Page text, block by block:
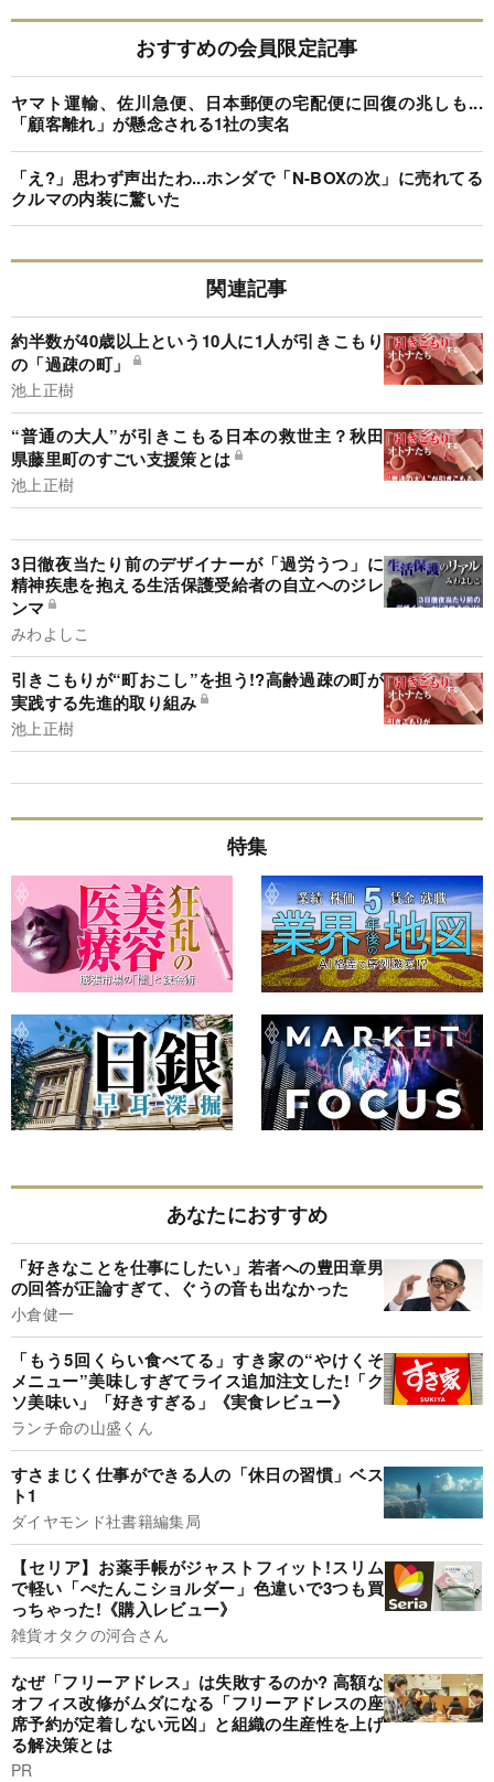
おすすめの会員限定記事
ヤマト運輸、佐川急便、日本郵便の宅配便に回復の兆しも...
「顧客離れ」が懸念される1社の実名
「え?」思わず声出たわ...ホンダで「N-BOXの次」に売れてる
クルマの内装に驚いた
関連記事
約半数が40歳以上という10人に1人が引きこもり
の「過疎の町」
池上正樹
“普通の大人”が引きこもる日本の救世主？秋田
県藤里町のすごい支援策とは
池上正樹
3日徹夜当たり前のデザイナーが「過労うつ」に
精神疾患を抱える生活保護受給者の自立へのジレ
ンマ
みわよしこ
引きこもりが“町おこし”を担う!?高齢過疎の町が
実践する先進的取り組み
池上正樹
特集
あなたにおすすめ
「好きなことを仕事にしたい」若者への豊田章男
の回答が正論すぎて、ぐうの音も出なかった
小倉健一
「もう5回くらい食べてる」すき家の“やけくそ
メニュー”美味しすぎてライス追加注文した!「ク
ソ美味い」「好きすぎる」《実食レビュー》
ランチ命の山盛くん
すさまじく仕事ができる人の「休日の習慣」ベス
ト1
ダイヤモンド社書籍編集局
【セリア】お薬手帳がジャストフィット!スリム
で軽い「ぺたんこショルダー」色違いで3つも買
っちゃった!《購入レビュー》
雑貨オタクの河合さん
なぜ「フリーアドレス」は失敗するのか? 高額な
オフィス改修がムダになる「フリーアドレスの座
席予約が定着しない元凶」と組織の生産性を上げ
る解決策とは
PR